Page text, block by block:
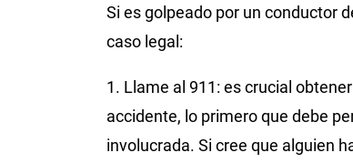
Si es golpeado por un conductor
caso legal:
1. Llame al 911: es crucial
accidente, lo primero que debe
involucrada. Si cree que alguien